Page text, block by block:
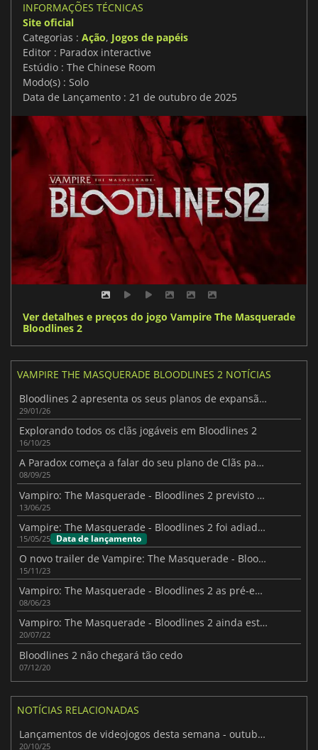
INFORMAÇÕES TÉCNICAS
Site oficial
Categorias : Ação, Jogos de papéis
Editor : Paradox interactive
Estúdio : The Chinese Room
Modo(s) : Solo
Data de Lançamento : 21 de outubro de 2025
Ver detalhes e preços do jogo Vampire The Masquerade
Bloodlines 2
VAMPIRE THE MASQUERADE BLOODLINES 2 NOTÍCIAS
Bloodlines 2 apresenta os seus planos de expansão para 2026
29/01/26
Explorando todos os clãs jogáveis em Bloodlines 2
16/10/25
A Paradox começa a falar do seu plano de Clãs para Bloodlines II
08/09/25
Vampiro: The Masquerade - Bloodlines 2 previsto para outubro de 2025 com um toque de simulação imersiva
13/06/25
Vampire: The Masquerade - Bloodlines 2 foi adiado para outubro de 2025
15/05/25 Data de lançamento
O novo trailer de Vampire: The Masquerade - Bloodlines 2 mostra o clã Tremere
15/11/23
Vampiro: The Masquerade - Bloodlines 2 as pré-encomendas estão a ser reembolsadas
08/06/23
Vampiro: The Masquerade - Bloodlines 2 ainda está vivo
20/07/22
Bloodlines 2 não chegará tão cedo
07/12/20
NOTÍCIAS RELACIONADAS
Lançamentos de videojogos desta semana - outubro de 2025 (Semana 43)
20/10/25